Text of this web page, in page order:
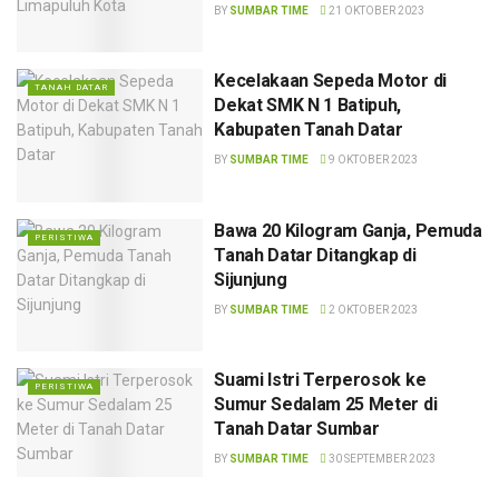
BY SUMBAR TIME 21 OKTOBER 2023
TANAH DATAR
Kecelakaan Sepeda Motor di
Dekat SMK N 1 Batipuh,
Kabupaten Tanah Datar
BY SUMBAR TIME 9 OKTOBER 2023
PERISTIWA
Bawa 20 Kilogram Ganja, Pemuda
Tanah Datar Ditangkap di
Sijunjung
BY SUMBAR TIME 2 OKTOBER 2023
PERISTIWA
Suami Istri Terperosok ke
Sumur Sedalam 25 Meter di
Tanah Datar Sumbar
BY SUMBAR TIME 30 SEPTEMBER 2023